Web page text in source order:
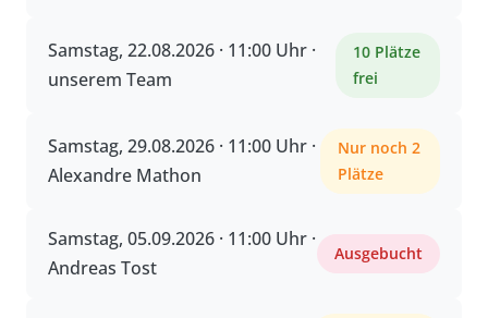
Samstag, 22.08.2026 · 11:00 Uhr ·
unserem Team
10 Plätze
frei
Samstag, 29.08.2026 · 11:00 Uhr ·
Alexandre Mathon
Nur noch 2
Plätze
Samstag, 05.09.2026 · 11:00 Uhr ·
Andreas Tost
Ausgebucht